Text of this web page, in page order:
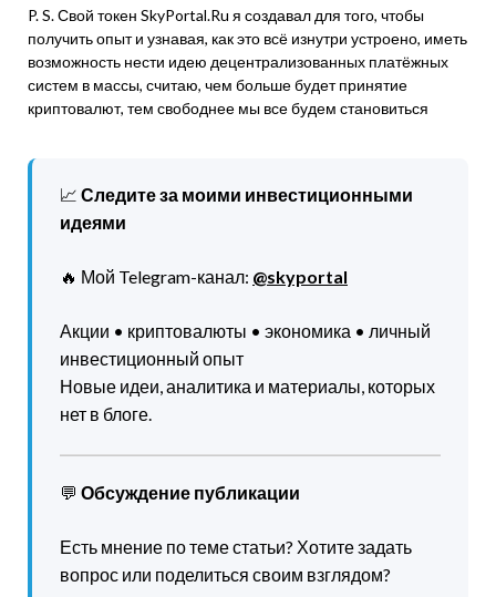
P. S. Свой токен SkyPortal.Ru я создавал для того, чтобы
получить опыт и узнавая, как это всё изнутри устроено, иметь
возможность нести идею децентрализованных платёжных
систем в массы, считаю, чем больше будет принятие
криптовалют, тем свободнее мы все будем становиться
📈 Следите за моими инвестиционными
идеями
🔥 Мой Telegram-канал: @skyportal
Акции • криптовалюты • экономика • личный
инвестиционный опыт
Новые идеи, аналитика и материалы, которых
нет в блоге.
💬 Обсуждение публикации
Есть мнение по теме статьи? Хотите задать
вопрос или поделиться своим взглядом?